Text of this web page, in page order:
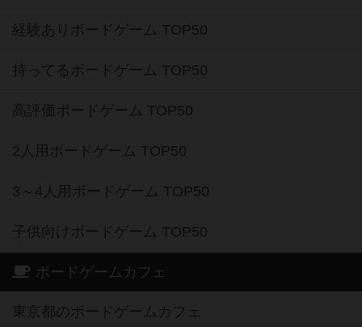
経験ありボードゲーム TOP50
持ってるボードゲーム TOP50
高評価ボードゲーム TOP50
2人用ボードゲーム TOP50
3～4人用ボードゲーム TOP50
子供向けボードゲーム TOP50
ボードゲームカフェ
東京都のボードゲームカフェ